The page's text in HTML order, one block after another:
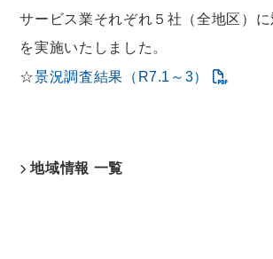
サービス業それぞれ５社（全地区）
を実施いたしました。
☆景況調査結果（R7.1～3）
地域情報 一覧